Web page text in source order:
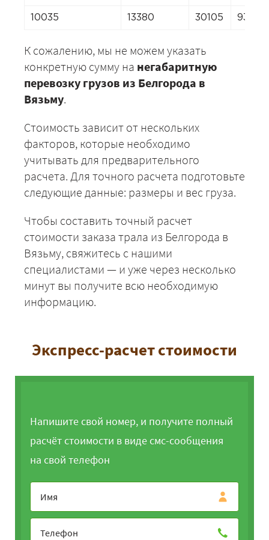
10035 13380 30105 9366
К сожалению, мы не можем указать
конкретную сумму на негабаритную
перевозку грузов из Белгорода в
Вязьму.
Стоимость зависит от нескольких
факторов, которые необходимо
учитывать для предварительного
расчета. Для точного расчета подготовьте
следующие данные: размеры и вес груза.
Чтобы составить точный расчет
стоимости заказа трала из Белгорода в
Вязьму, свяжитесь с нашими
специалистами — и уже через несколько
минут вы получите всю необходимую
информацию.
Экспресс-расчет стоимости
Напишите свой номер, и получите полный
расчёт стоимости в виде смс-сообщения
на свой телефон